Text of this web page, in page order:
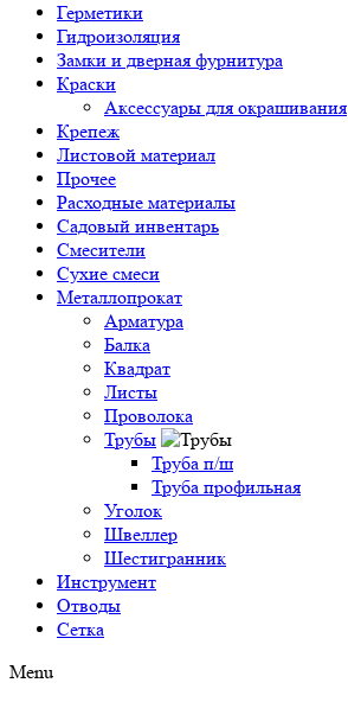
Герметики
Гидроизоляция
Замки и дверная фурнитура
Краски
Аксессуары для окрашивания
Крепеж
Листовой материал
Прочее
Расходные материалы
Садовый инвентарь
Смесители
Сухие смеси
Металлопрокат
Арматура
Балка
Квадрат
Листы
Проволока
Трубы
Труба п/ш
Труба профильная
Уголок
Швеллер
Шестигранник
Инструмент
Отводы
Сетка
Menu